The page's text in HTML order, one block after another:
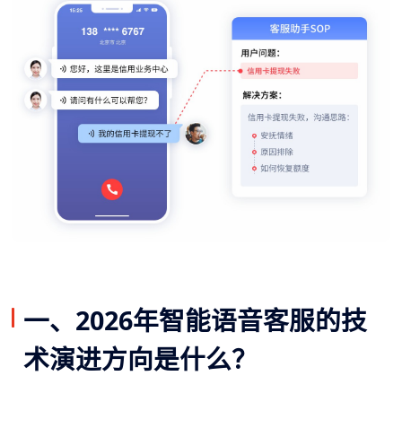
一、2026年智能语音客服的技
术演进方向是什么？